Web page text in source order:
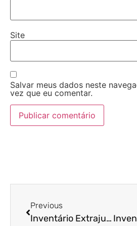
Site
Salvar meus dados neste
vez que eu comentar.
Previous
Inventário Extrajudicial: Guia Completo para Procedimento Eficiente